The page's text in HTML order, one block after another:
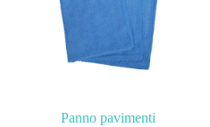
Panno pavimenti